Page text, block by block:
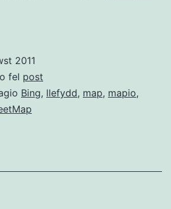
2011
fel post
Bing, llefydd, map, mapio,